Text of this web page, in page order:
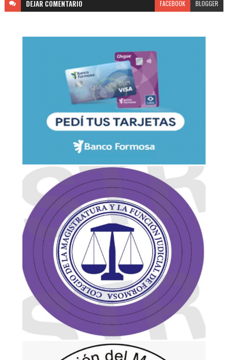
DEJAR COMENTARIO FACEBOOK BLOGGER